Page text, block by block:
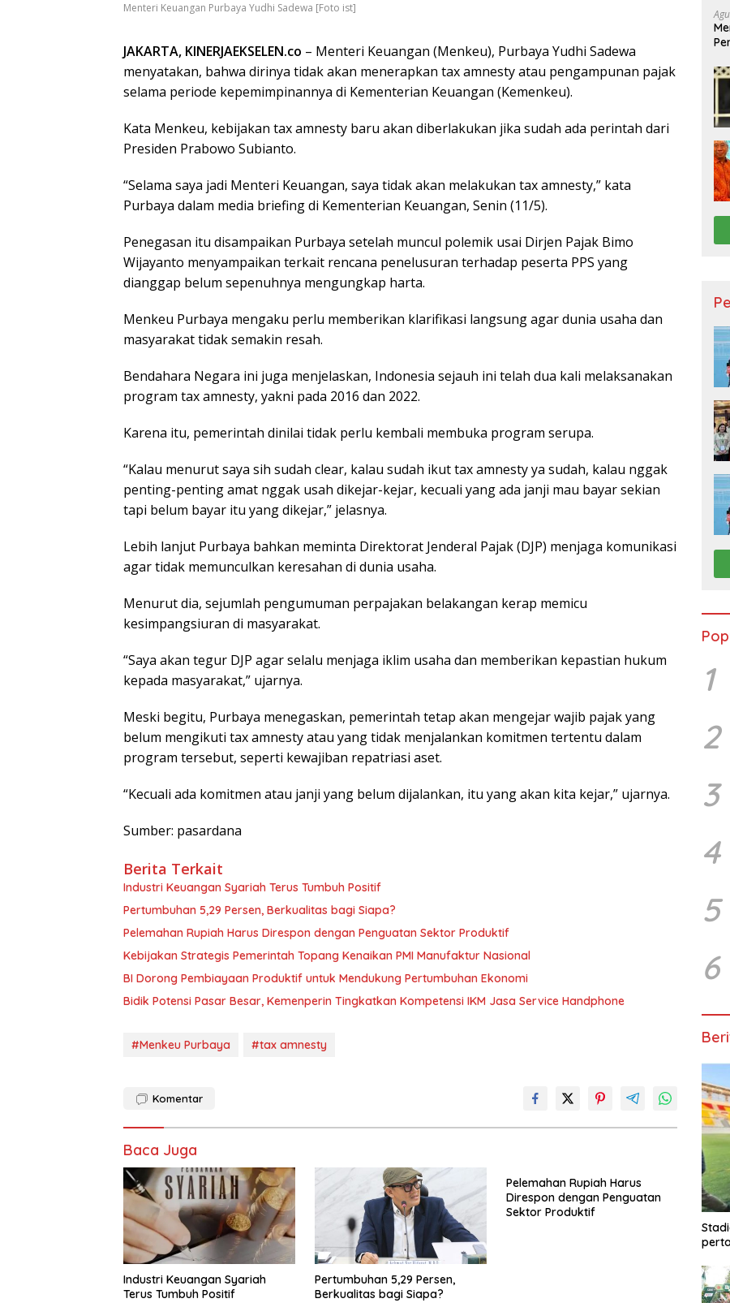
Menteri Keuangan Purbaya Yudhi Sadewa [Foto ist]
JAKARTA, KINERJAEKSELEN.co – Menteri Keuangan (Menkeu), Purbaya Yudhi Sadewa
menyatakan, bahwa dirinya tidak akan menerapkan tax amnesty atau pengampunan pajak
selama periode kepemimpinannya di Kementerian Keuangan (Kemenkeu).
Kata Menkeu, kebijakan tax amnesty baru akan diberlakukan jika sudah ada perintah dari
Presiden Prabowo Subianto.
“Selama saya jadi Menteri Keuangan, saya tidak akan melakukan tax amnesty,” kata
Purbaya dalam media briefing di Kementerian Keuangan, Senin (11/5).
Penegasan itu disampaikan Purbaya setelah muncul polemik usai Dirjen Pajak Bimo
Wijayanto menyampaikan terkait rencana penelusuran terhadap peserta PPS yang
dianggap belum sepenuhnya mengungkap harta.
Menkeu Purbaya mengaku perlu memberikan klarifikasi langsung agar dunia usaha dan
masyarakat tidak semakin resah.
Bendahara Negara ini juga menjelaskan, Indonesia sejauh ini telah dua kali melaksanakan
program tax amnesty, yakni pada 2016 dan 2022.
Karena itu, pemerintah dinilai tidak perlu kembali membuka program serupa.
“Kalau menurut saya sih sudah clear, kalau sudah ikut tax amnesty ya sudah, kalau nggak
penting-penting amat nggak usah dikejar-kejar, kecuali yang ada janji mau bayar sekian
tapi belum bayar itu yang dikejar,” jelasnya.
Lebih lanjut Purbaya bahkan meminta Direktorat Jenderal Pajak (DJP) menjaga komunikasi
agar tidak memunculkan keresahan di dunia usaha.
Menurut dia, sejumlah pengumuman perpajakan belakangan kerap memicu
kesimpangsiuran di masyarakat.
“Saya akan tegur DJP agar selalu menjaga iklim usaha dan memberikan kepastian hukum
kepada masyarakat,” ujarnya.
Meski begitu, Purbaya menegaskan, pemerintah tetap akan mengejar wajib pajak yang
belum mengikuti tax amnesty atau yang tidak menjalankan komitmen tertentu dalam
program tersebut, seperti kewajiban repatriasi aset.
“Kecuali ada komitmen atau janji yang belum dijalankan, itu yang akan kita kejar,” ujarnya.
Sumber: pasardana
Berita Terkait
Industri Keuangan Syariah Terus Tumbuh Positif
Pertumbuhan 5,29 Persen, Berkualitas bagi Siapa?
Pelemahan Rupiah Harus Direspon dengan Penguatan Sektor Produktif
Kebijakan Strategis Pemerintah Topang Kenaikan PMI Manufaktur Nasional
BI Dorong Pembiayaan Produktif untuk Mendukung Pertumbuhan Ekonomi
Bidik Potensi Pasar Besar, Kemenperin Tingkatkan Kompetensi IKM Jasa Service Handphone
#Menkeu Purbaya #tax amnesty
Komentar
Baca Juga
Industri Keuangan Syariah
Terus Tumbuh Positif
Pertumbuhan 5,29 Persen,
Berkualitas bagi Siapa?
Pelemahan Rupiah Harus
Direspon dengan Penguatan
Sektor Produktif
1
2
3
4
5
6